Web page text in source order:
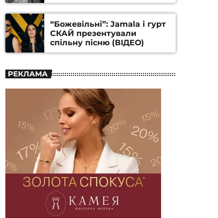
Станіслава Гуренка та
Андрія Алфьорова (ВІДЕО)
“Божевільні”: Jamala і гурт
СКАЙ презентували
спільну пісню (ВІДЕО)
РЕКЛАМА